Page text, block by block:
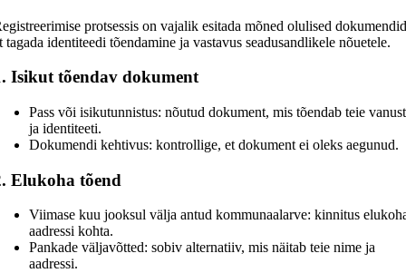
protsessis on vajalik esitada mõned olulised
tagada identiteedi tõendamine ja vastavus seadusandlikele nõuetele.
Isikut tõendav dokument
Pass või isikutunnistus: nõutud dokument, mis tõendab teie vanust
ja identiteeti.
Dokumendi kehtivus: kontrollige, et dokument ei oleks aegunud.
Elukoha tõend
Viimase kuu jooksul välja antud kommunaalarve: kinnitus
aadressi kohta.
Pankade väljavõtted: sobiv alternatiiv, mis näitab teie nime ja
aadressi.